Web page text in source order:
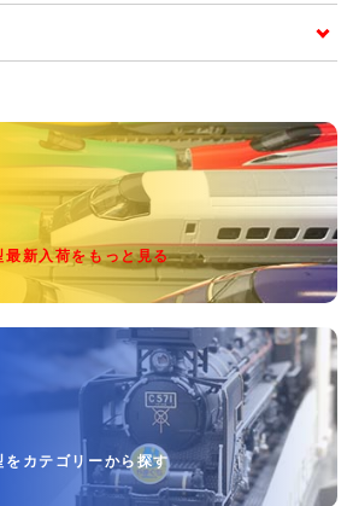
最新入荷をもっと見る
をカテゴリーから探す